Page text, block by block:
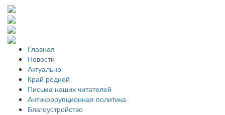
Главная
Новости
Актуально
Край родной
Письма наших читателей
Антикоррупционная политика
Благоустройство